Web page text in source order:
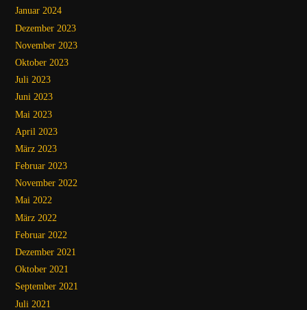
Januar 2024
Dezember 2023
November 2023
Oktober 2023
Juli 2023
Juni 2023
Mai 2023
April 2023
März 2023
Februar 2023
November 2022
Mai 2022
März 2022
Februar 2022
Dezember 2021
Oktober 2021
September 2021
Juli 2021